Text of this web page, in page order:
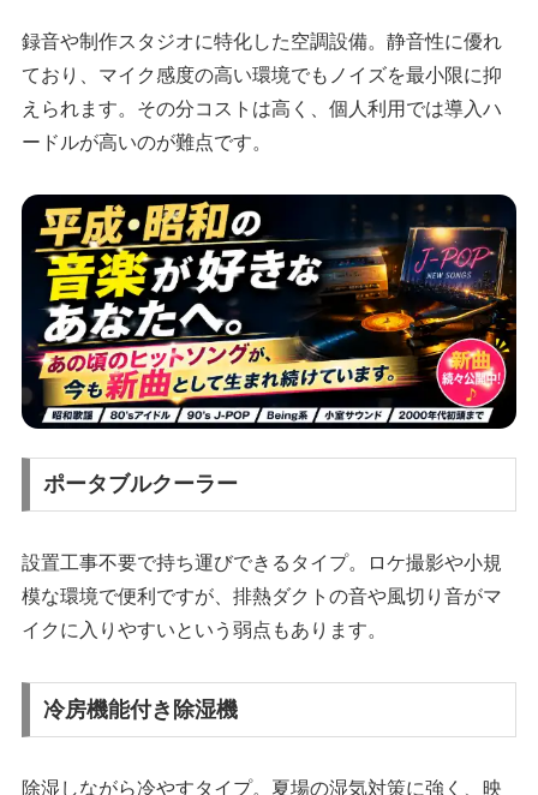
録音や制作スタジオに特化した空調設備。静音性に優れ
ており、マイク感度の高い環境でもノイズを最小限に抑
えられます。その分コストは高く、個人利用では導入ハ
ードルが高いのが難点です。
ポータブルクーラー
設置工事不要で持ち運びできるタイプ。ロケ撮影や小規
模な環境で便利ですが、排熱ダクトの音や風切り音がマ
イクに入りやすいという弱点もあります。
冷房機能付き除湿機
除湿しながら冷やすタイプ。夏場の湿気対策に強く、映